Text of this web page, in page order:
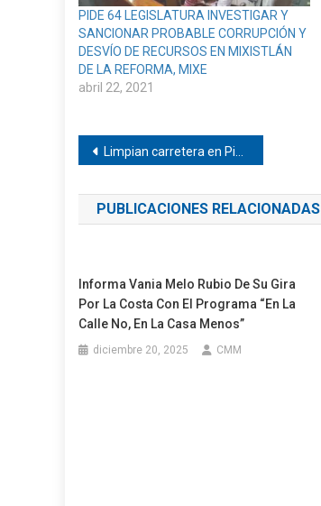
PIDE 64 LEGISLATURA INVESTIGAR Y
SANCIONAR PROBABLE CORRUPCIÓN Y
DESVÍO DE RECURSOS EN MIXISTLÁN
DE LA REFORMA, MIXE
abril 22, 2021
Navegación
de
entradas
Limpian carretera en Pinotepa
PUBLICACIONES RELACIONADAS
Informa Vania Melo Rubio De Su Gira
Por La Costa Con El Programa “En La
Calle No, En La Casa Menos”
diciembre 20, 2025 CMM